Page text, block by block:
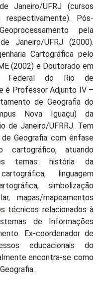
Janeiro/UFRJ (cursos
Pós-
pela
Janeiro/UFRJ (2000).
Cartográfica pelo
(2002) e Doutorado em
Federal do Rio de
é Professor Adjunto IV –
de Geografia do
Nova Iguaçu) da
de Janeiro/UFRRJ. Tem
Geografia com ênfase
cartográfico, atuando
temas: história da
linguagem
simbolização
mapas/mapeamentos
técnicos relacionados à
de Informações
Ex-coordenador de
educacionais do
encontra-se como